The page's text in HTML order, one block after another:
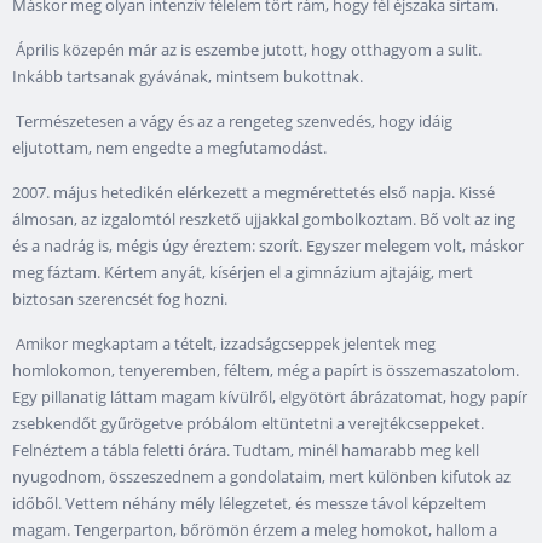
Máskor meg olyan intenzív félelem tört rám, hogy fél éjszaka sírtam.
Április közepén már az is eszembe jutott, hogy otthagyom a sulit.
Inkább tartsanak gyávának, mintsem bukottnak.
Természetesen a vágy és az a rengeteg szenvedés, hogy idáig
eljutottam, nem engedte a megfutamodást.
2007. május hetedikén elérkezett a megmérettetés első napja. Kissé
álmosan, az izgalomtól reszkető ujjakkal gombolkoztam. Bő volt az ing
és a nadrág is, mégis úgy éreztem: szorít. Egyszer melegem volt, máskor
meg fáztam. Kértem anyát, kísérjen el a gimnázium ajtajáig, mert
biztosan szerencsét fog hozni.
Amikor megkaptam a tételt, izzadságcseppek jelentek meg
homlokomon, tenyeremben, féltem, még a papírt is összemaszatolom.
Egy pillanatig láttam magam kívülről, elgyötört ábrázatomat, hogy papír
zsebkendőt gyűrögetve próbálom eltüntetni a verejtékcseppeket.
Felnéztem a tábla feletti órára. Tudtam, minél hamarabb meg kell
nyugodnom, összeszednem a gondolataim, mert különben kifutok az
időből. Vettem néhány mély lélegzetet, és messze távol képzeltem
magam. Tengerparton, bőrömön érzem a meleg homokot, hallom a